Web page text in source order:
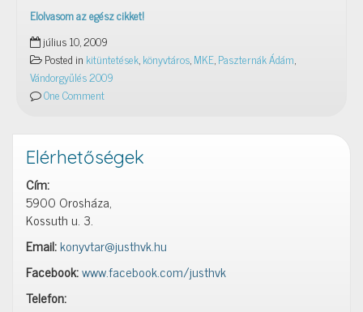
Elolvasom az egész cikket!
Paszternák-
díjjúlius 10, 2009
Posted in kitüntetések,könyvtáros,MKE,Paszternák Ádám,
Vándorgyűlés 2009
One Comment
Elérhetőségek
Cím:
5900 Orosháza,
Kossuth u. 3.
Email:konyvtar@justhvk.hu
Facebook:www.facebook.com/justhvk
Telefon: